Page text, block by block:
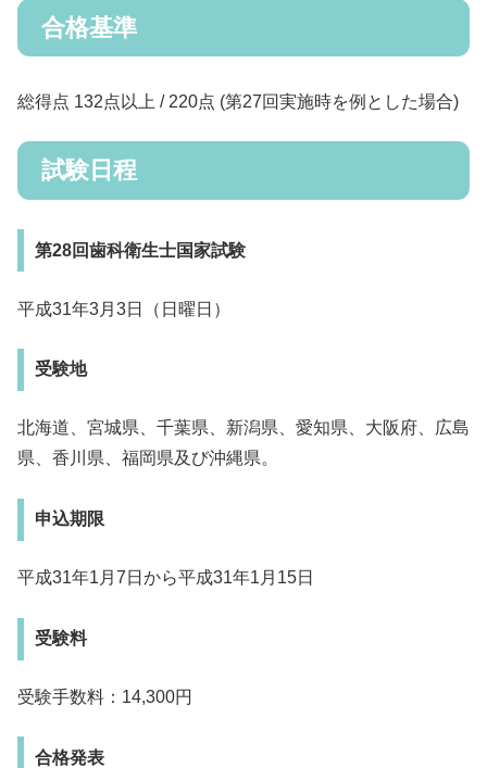
合格基準
総得点 132点以上 / 220点 (第27回実施時を例とした場合)
試験日程
第28回歯科衛生士国家試験
平成31年3月3日（日曜日）
受験地
北海道、宮城県、千葉県、新潟県、愛知県、大阪府、広島
県、香川県、福岡県及び沖縄県。
申込期限
平成31年1月7日から平成31年1月15日
受験料
受験手数料：14,300円
合格発表